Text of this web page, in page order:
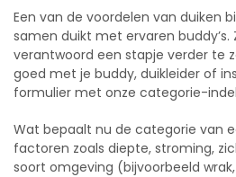
Een van de voordelen van duiken
samen duikt met ervaren buddy’s.
verantwoord een stapje verder te
goed met je buddy, duikleider of
formulier met onze categorie-
Wat bepaalt nu de categorie van
factoren zoals diepte, stroming,
soort omgeving (bijvoorbeeld